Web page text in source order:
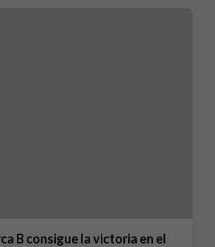
B consigue la victoria en el